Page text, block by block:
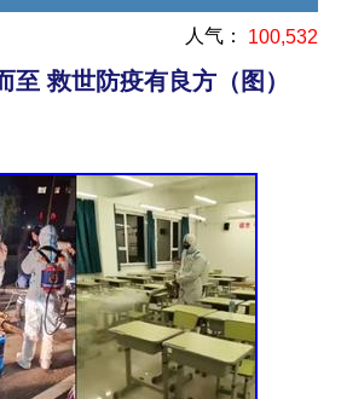
人气： 100,532
至 救世防疫有良方（图）